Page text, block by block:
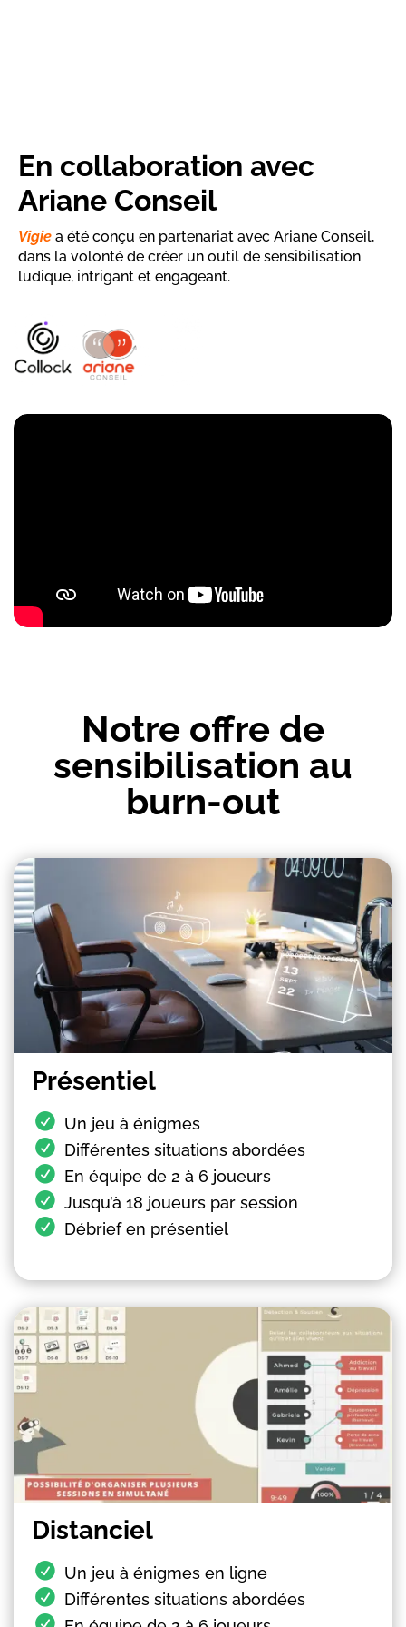
En collaboration avec
Ariane Conseil
Vigie a été conçu en partenariat avec Ariane Conseil,
dans la volonté de créer un outil de sensibilisation
ludique, intrigant et engageant.
Notre offre de
sensibilisation au
burn-out
Présentiel
Un jeu à énigmes
Différentes situations abordées
En équipe de 2 à 6 joueurs
Jusqu’à 18 joueurs par session
Débrief en présentiel
Distanciel
Un jeu à énigmes en ligne
Différentes situations abordées